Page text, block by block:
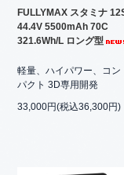
FULLYMAX スタミナ
44.4V 5500mAh 70C
321.6Wh/L ロング型
軽量、ハイパワー、コン
パクト 3D専用開発
33,000円(税込36,300円)